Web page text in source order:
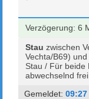
Verzögerung: 6
Stau zwischen
Vechta/B69)
Stau / Für beide
abwechselnd frei
Gemeldet: